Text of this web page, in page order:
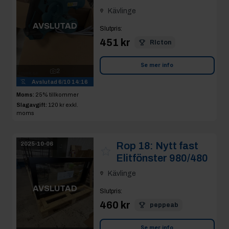
AVSLUTAD
2
Avslutad 6/10 14:16
Moms: 25% tillkommer
Slagavgift: 120 kr exkl.
moms
Kävlinge
Slutpris:
451 kr RIcton
Se mer info
2025-10-06
AVSLUTAD
Rop 18: Nytt fast
Elitfönster 980/480
Kävlinge
Slutpris:
460 kr peppeab
Se mer info